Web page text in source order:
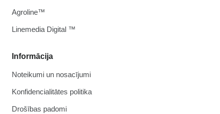
Informācija
Noteikumi un nosacījumi
Konfidencialitātes politika
Drošības padomi
Agroline™
Linemedia Digital ™